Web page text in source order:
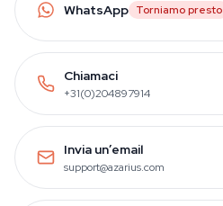
WhatsApp Torniamo presto
Chiamaci
+31(0)204897914
Invia un’email
support@azarius.com